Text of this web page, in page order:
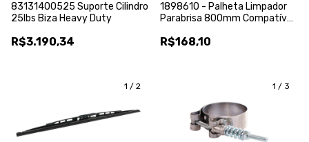
83131400525 Suporte Cilindro
25lbs Biza Heavy Duty
R$3.190,34
1898610 - Palheta Limpador
Parabrisa 800mm Compatível
R$168,10
1 / 2 1 / 3